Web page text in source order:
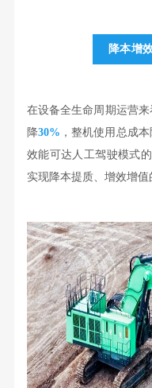
降本增
在设备全生命周期运营
降30% ，整机使用总成
效能可达人工驾驶模式的
实现降本提质、增效增值